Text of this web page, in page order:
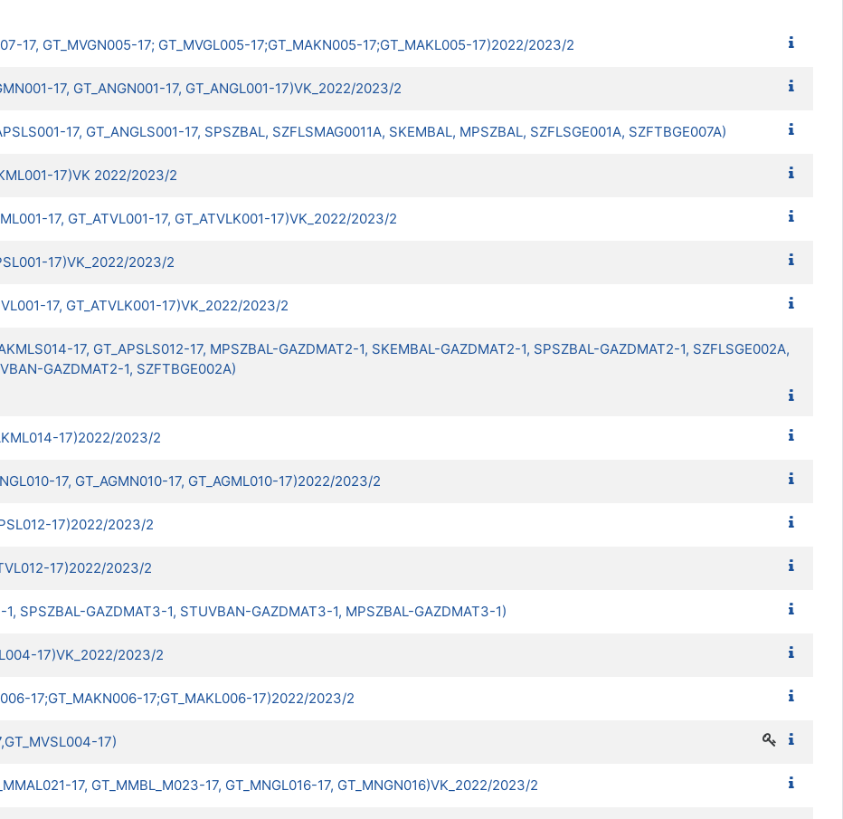
17, GT_MVGN005-17; GT_MVGL005-17;GT_MAKN005-17;GT_MAKL005-17)2022/2023/2
17, GT_ANGN001-17, GT_ANGL001-17)VK_2022/2023/2
17, GT_ANGLS001-17, SPSZBAL, SZFLSMAG0011A, SKEMBAL, MPSZBAL, SZFLSGE001A, SZFTBGE007A)
17)VK 2022/2023/2
17, GT_ATVL001-17, GT_ATVLK001-17)VK_2022/2023/2
17)VK_2022/2023/2
17, GT_ATVLK001-17)VK_2022/2023/2
17, GT_APSLS012-17, MPSZBAL-GAZDMAT2-1, SKEMBAL-GAZDMAT2-1, SPSZBAL-GAZDMAT2-1, SZFLSGE002A,
GAZDMAT2-1, SZFTBGE002A)
17)2022/2023/2
17, GT_AGMN010-17, GT_AGML010-17)2022/2023/2
17)2022/2023/2
17)2022/2023/2
SPSZBAL-GAZDMAT3-1, STUVBAN-GAZDMAT3-1, MPSZBAL-GAZDMAT3-1)
17)VK_2022/2023/2
17;GT_MAKN006-17;GT_MAKL006-17)2022/2023/2
17)
17, GT_MMBL_M023-17, GT_MNGL016-17, GT_MNGN016)VK_2022/2023/2